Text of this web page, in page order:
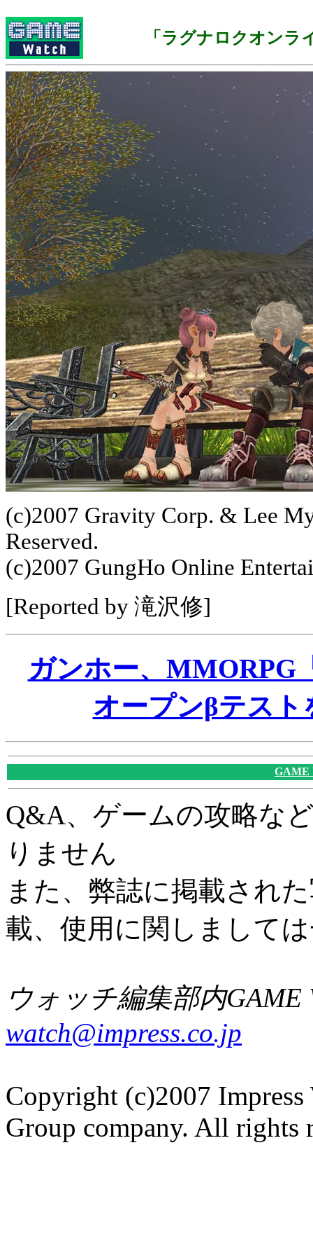
「ラグナロクオンラ
(c)2007 Gravity Corp. & Lee
Reserved.
(c)2007 GungHo Online
[Reported by 滝沢修]
ガンホー、MMORPG
オープンβテスト
GAME
Q&A、ゲームの攻略な
りません
また、弊誌に掲載され
載、使用に関しまして
ウォッチ編集部内GAME
watch@impress.co.jp
Copyright (c)2007 Impress
Group company. All rights